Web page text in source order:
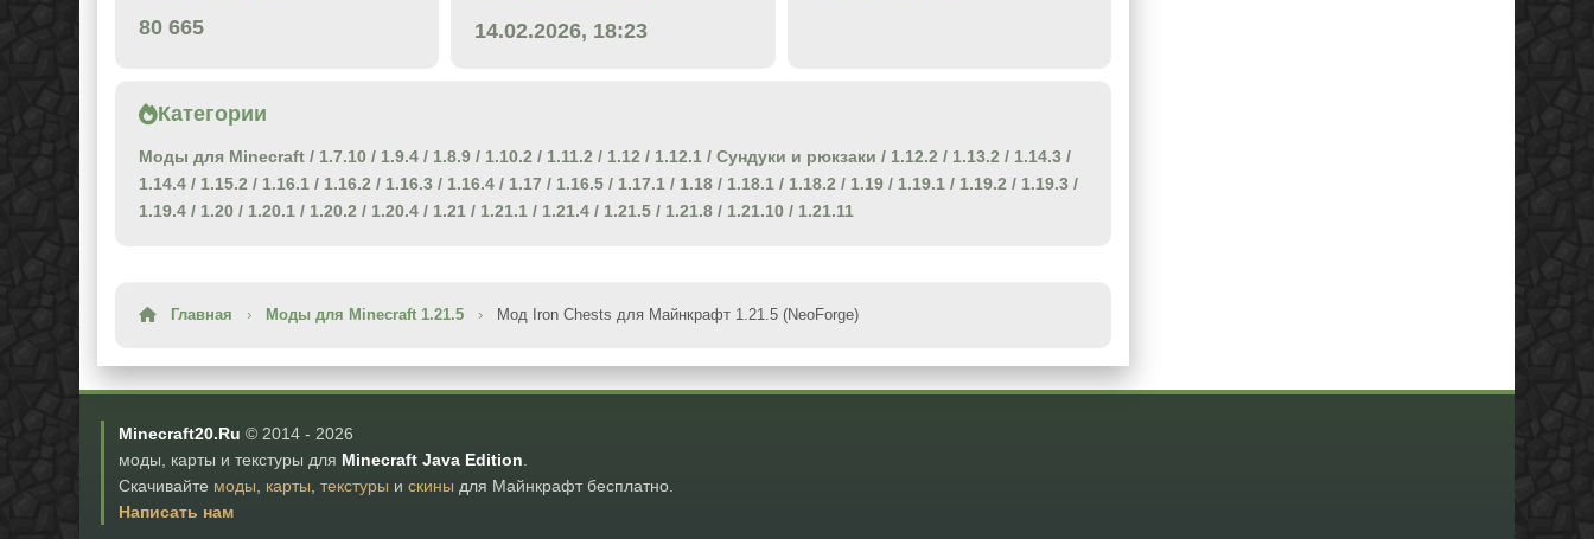
80 665
14.02.2026, 18:23
Категории
Моды для Minecraft / 1.7.10 / 1.9.4 / 1.8.9 / 1.10.2 / 1.11.2 / 1.12 / 1.12.1 / Сундуки и рюкзаки / 1.12.2 / 1.13.2 / 1.14.3 /
1.14.4 / 1.15.2 / 1.16.1 / 1.16.2 / 1.16.3 / 1.16.4 / 1.17 / 1.16.5 / 1.17.1 / 1.18 / 1.18.1 / 1.18.2 / 1.19 / 1.19.1 / 1.19.2 / 1.19.3 /
1.19.4 / 1.20 / 1.20.1 / 1.20.2 / 1.20.4 / 1.21 / 1.21.1 / 1.21.4 / 1.21.5 / 1.21.8 / 1.21.10 / 1.21.11
Главная › Моды для Minecraft 1.21.5 › Мод Iron Chests для Майнкрафт 1.21.5 (NeoForge)
Minecraft20.Ru © 2014 - 2026
моды, карты и текстуры для Minecraft Java Edition
Скачивайте моды карты текстуры и скины для Майнкрафт бесплатно.
Написать нам